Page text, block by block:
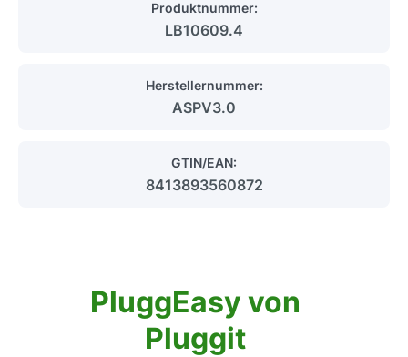
Produktnummer:
LB10609.4
Herstellernummer:
ASPV3.0
GTIN/EAN:
8413893560872
PluggEasy von
Pluggit